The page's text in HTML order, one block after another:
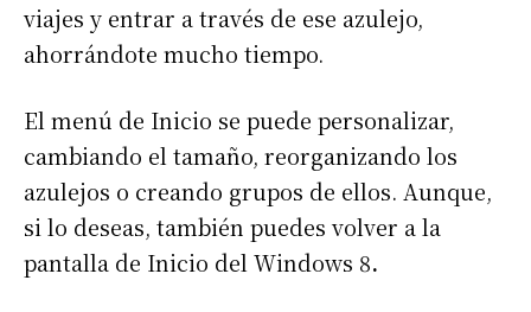
viajes y entrar a través de ese azulejo,
ahorrándote mucho tiempo.
El menú de Inicio se puede personalizar,
cambiando el tamaño, reorganizando los
azulejos o creando grupos de ellos. Aunque,
si lo deseas, también puedes volver a la
pantalla de Inicio del Windows 8.